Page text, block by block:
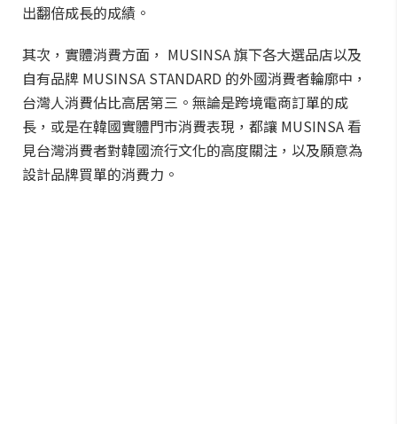
出翻倍成長的成績。
其次，實體消費方面， MUSINSA 旗下各大選品店以及
自有品牌 MUSINSA STANDARD 的外國消費者輪廓中，
台灣人消費佔比高居第三。無論是跨境電商訂單的成
長，或是在韓國實體門市消費表現，都讓 MUSINSA 看
見台灣消費者對韓國流行文化的高度關注，以及願意為
設計品牌買單的消費力。